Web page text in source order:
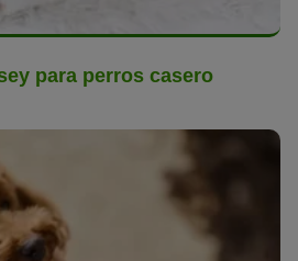
para perros casero